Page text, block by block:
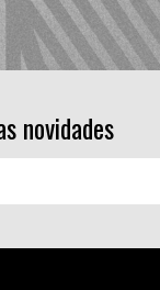
novidades